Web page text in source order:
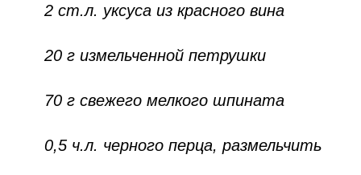
2 ст.л. уксуса из красного вина
20 г измельченной петрушки
70 г свежего мелкого шпината
0,5 ч.л. черного перца, размельчить